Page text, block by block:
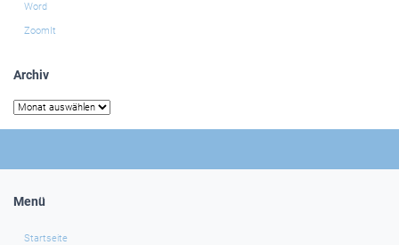
Word
ZoomIt
Archiv
Archiv
Menü
Startseite